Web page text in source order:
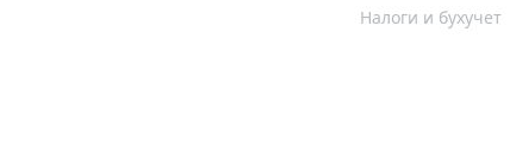
Налоги и бухучет